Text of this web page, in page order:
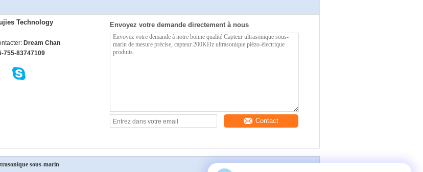
Technology
Dream Chan
755-83747109
Envoyez votre demande directement à nous
Contact
sous-marin